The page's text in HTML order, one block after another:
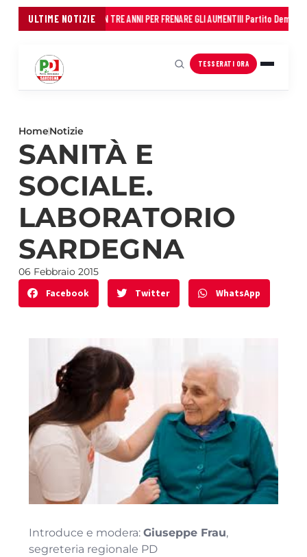
ULTIME NOTIZIE
COMUNI: 45 MILIONI IN TRE ANNI PER FRENARE GLI AUMENTIIl Partito Democratico
TESSERATI ORA
HomeNotizie
SANITÀ E
SOCIALE.
LABORATORIO
SARDEGNA
06 Febbraio 2015
Facebook Twitter WhatsApp
Introduce e modera: Giuseppe Frau,
segreteria regionale PD